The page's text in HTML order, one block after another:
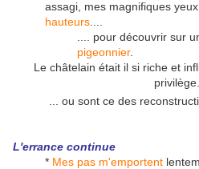
assagi, mes magnifiques
hauteurs
.... pour découvrir sur
pigeonnier.
Le châtelain était il si riche et
privilège...
... ou sont ce des
L'errance continue
* Mes pas m'emportent